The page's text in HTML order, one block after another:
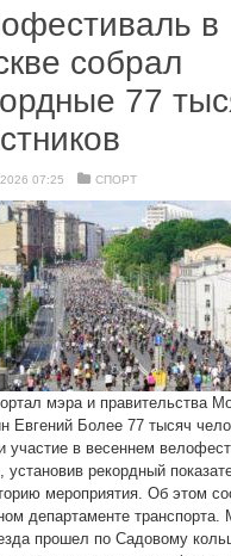
в
собрал
77
07:25 СПОРТ
мэра и правительства
Евгений Более 77 тысяч
участие в весеннем
установив рекордный
мероприятия. Об этом
департаменте транспорта.
прошел по Садовому